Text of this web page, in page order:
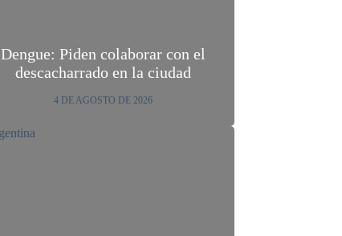
Dengue: Piden colaborar con el
descacharrado en la ciudad
4 DE AGOSTO DE 2026